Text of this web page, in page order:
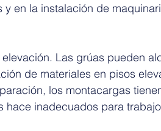
en la instalación de
Las grúas pueden
de materiales en pisos
los montacargas
hace inadecuados para